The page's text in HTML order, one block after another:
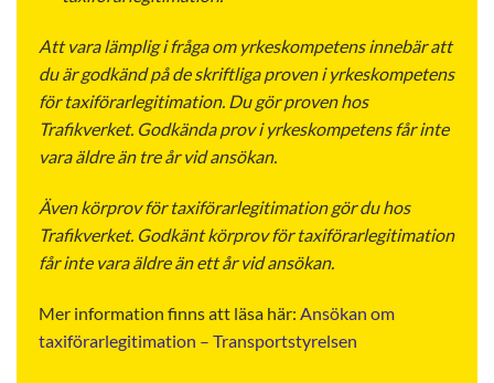
Att vara lämplig i fråga om yrkeskompetens innebär att
du är godkänd på de skriftliga proven i yrkeskompetens
för taxiförarlegitimation. Du gör proven hos
Trafikverket. Godkända prov i yrkeskompetens får inte
vara äldre än tre år vid ansökan.
Även körprov för taxiförarlegitimation gör du hos
Trafikverket. Godkänt körprov för taxiförarlegitimation
får inte vara äldre än ett år vid ansökan.
Mer information finns att läsa här: Ansökan om
taxiförarlegitimation – Transportstyrelsen